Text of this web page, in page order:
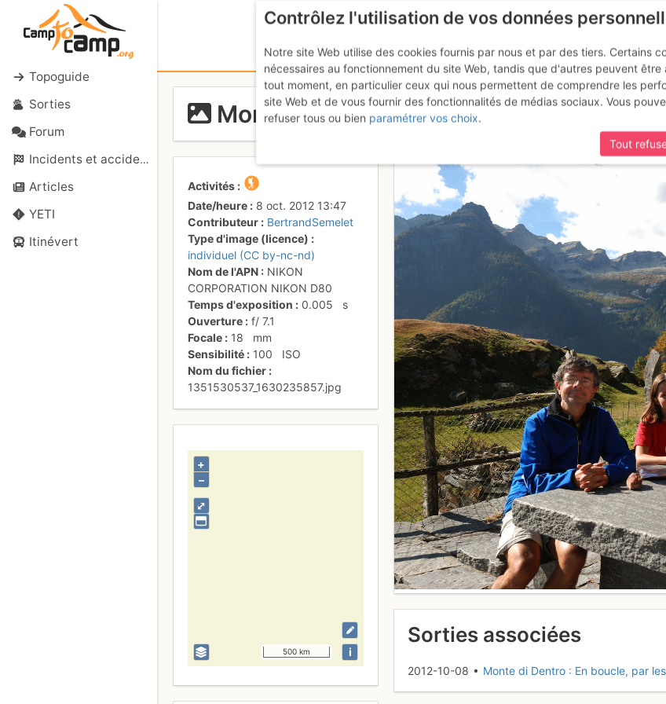
Topoguide
Sorties
Forum
Incidents et accidents
Articles
YETI
Itinévert
Monte di Dentro (Val Bavona) - la vita è
Activités
Date/heure
8 oct. 2012 13:47
Contributeur
BertrandSemelet
Type d'image (licence)
individuel (CC by-nc-nd)
Nom de l'APN
NIKON
CORPORATION NIKON D80
Temps d'exposition
0.005
s
Ouverture
f/7.1
Focale
18
mm
Sensibilité
100
ISO
Nom du fichier
1351530537_1630235857.jpg
⤢
+
–
500 km i
Sorties associées
2012-10-08 • Monte di Dentro : En boucle, par
Contrôlez l'utilisation de vos données
Notre site Web utilise des cookies fournis par nous et par des tiers. Certains
nécessaires au fonctionnement du site Web, tandis que d'autres peuvent être
tout moment, en particulier ceux qui nous permettent de comprendre les
site Web et de vous fournir des fonctionnalités de médias sociaux. Vous
refuser tous ou bien paramétrer vos choix.
Tout